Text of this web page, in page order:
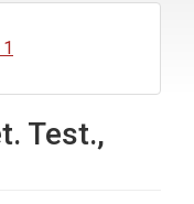
Test.,